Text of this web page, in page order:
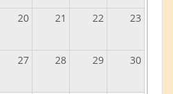
20 21 22 23
27 28 29 30